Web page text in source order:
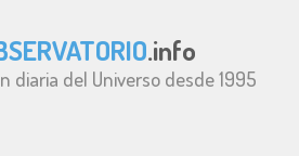
.info
diaria del Universo desde 1995